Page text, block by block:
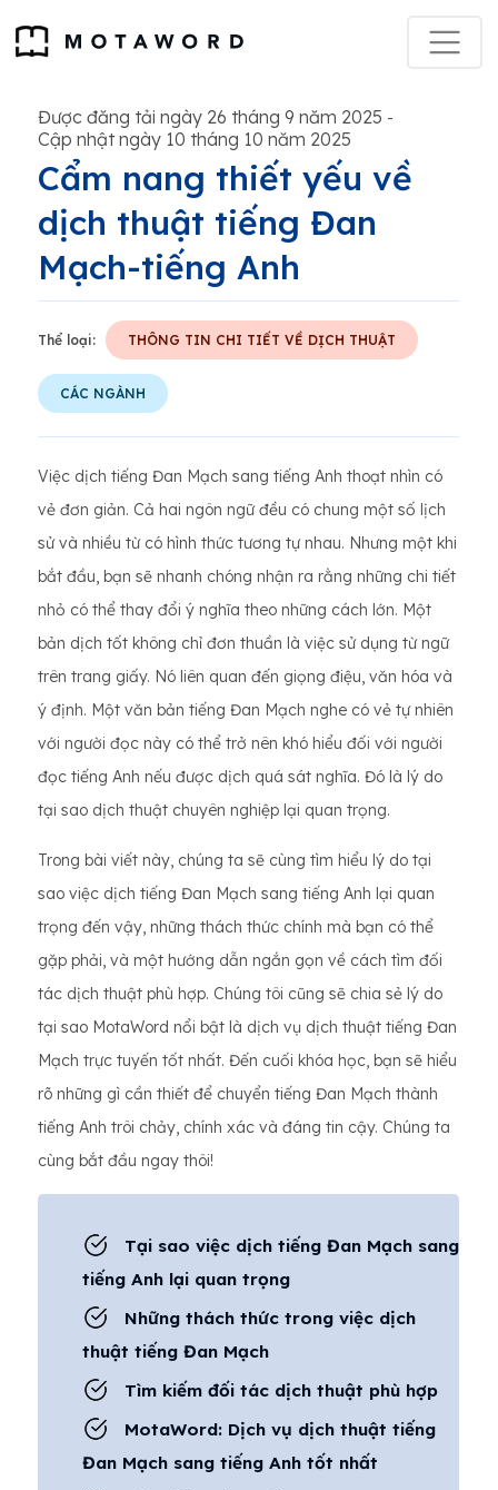
Được đăng tải ngày 26 tháng 9 năm 2025 -
Cập nhật ngày 10 tháng 10 năm 2025
Cẩm nang thiết yếu về
dịch thuật tiếng Đan
Mạch-tiếng Anh
Thể loại: THÔNG TIN CHI TIẾT VỀ DỊCH THUẬT
CÁC NGÀNH
Việc dịch tiếng Đan Mạch sang tiếng Anh thoạt nhìn có
vẻ đơn giản. Cả hai ngôn ngữ đều có chung một số lịch
sử và nhiều từ có hình thức tương tự nhau. Nhưng một khi
bắt đầu, bạn sẽ nhanh chóng nhận ra rằng những chi tiết
nhỏ có thể thay đổi ý nghĩa theo những cách lớn. Một
bản dịch tốt không chỉ đơn thuần là việc sử dụng từ ngữ
trên trang giấy. Nó liên quan đến giọng điệu, văn hóa và
ý định. Một văn bản tiếng Đan Mạch nghe có vẻ tự nhiên
với người đọc này có thể trở nên khó hiểu đối với người
đọc tiếng Anh nếu được dịch quá sát nghĩa. Đó là lý do
tại sao dịch thuật chuyên nghiệp lại quan trọng.
Trong bài viết này, chúng ta sẽ cùng tìm hiểu lý do tại
sao việc dịch tiếng Đan Mạch sang tiếng Anh lại quan
trọng đến vậy, những thách thức chính mà bạn có thể
gặp phải, và một hướng dẫn ngắn gọn về cách tìm đối
tác dịch thuật phù hợp. Chúng tôi cũng sẽ chia sẻ lý do
tại sao MotaWord nổi bật là dịch vụ dịch thuật tiếng Đan
Mạch trực tuyến tốt nhất. Đến cuối khóa học, bạn sẽ hiểu
rõ những gì cần thiết để chuyển tiếng Đan Mạch thành
tiếng Anh trôi chảy, chính xác và đáng tin cậy. Chúng ta
cùng bắt đầu ngay thôi!
Tại sao việc dịch tiếng Đan Mạch sang
tiếng Anh lại quan trọng
Những thách thức trong việc dịch
thuật tiếng Đan Mạch
Tìm kiếm đối tác dịch thuật phù hợp
MotaWord: Dịch vụ dịch thuật tiếng
Đan Mạch sang tiếng Anh tốt nhất